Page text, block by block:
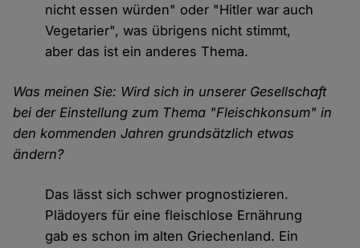
nicht essen würden" oder "Hitler war auch
Vegetarier", was übrigens nicht stimmt,
aber das ist ein anderes Thema.
Was meinen Sie: Wird sich in unserer Gesellschaft
bei der Einstellung zum Thema "Fleischkonsum" in
den kommenden Jahren grundsätzlich etwas
ändern?
Das lässt sich schwer prognostizieren.
Plädoyers für eine fleischlose Ernährung
gab es schon im alten Griechenland. Ein